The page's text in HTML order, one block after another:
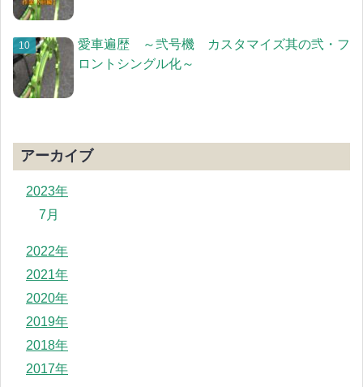
愛車遍歴 ～弐号機 カスタマイズ其の弐・フ
ロントシングル化～
アーカイブ
2023年
7月
2022年
2021年
2020年
2019年
2018年
2017年